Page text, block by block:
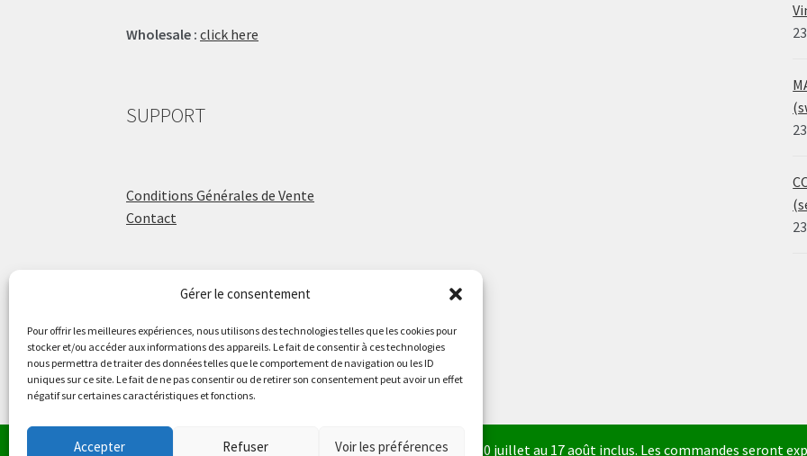
Gérer le consentement
Pour offrir les meilleures expériences, nous utilisons des technologies telles que les cookies pour
stocker et/ou accéder aux informations des appareils. Le fait de consentir à ces technologies
nous permettra de traiter des données telles que le comportement de navigation ou les ID
uniques sur ce site. Le fait de ne pas consentir ou de retirer son consentement peut avoir un effet
négatif sur certaines caractéristiques et fonctions.
Accepter Refuser Voir les préférences
Le magasin de Lyon sera fermé du 30 juillet au 17 août inclus. Les commandes seront
Wholesale : click here
SUPPORT
Conditions Générales de Vente
Contact
ÉCOLE DE BATTERIE
Raphaël Aboulker
raphaelaboulker.com